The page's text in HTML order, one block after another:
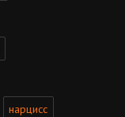
нарцисс